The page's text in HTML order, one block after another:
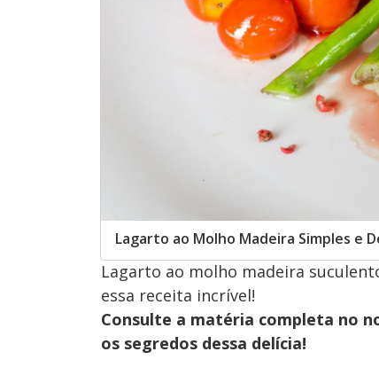
Lagarto ao Molho Madeira Simples e
Lagarto ao molho madeira
essa receita incrível!
Consulte a matéria completa no
os segredos dessa delícia!